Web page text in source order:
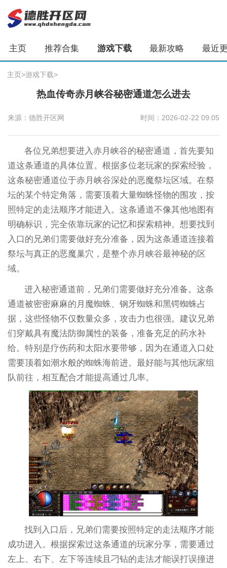
主页 推荐合集 游戏下载 最新攻略 最近
主页>游戏下载>
热血传奇赤月峡谷秘密通道怎么进去
来源：德胜开区网 时间：2026-02-22 09:05
各位兄弟想要进入赤月峡谷的秘密通道，首先要知
道这条通道的具体位置。根据多位老玩家的探索经验，
这条秘密通道位于赤月峡谷深处的恶魔祭坛区域。在祭
坛的某个特定角落，需要顶着大量蜘蛛怪物的围攻，按
照特定的走法顺序才能进入。这条通道不像其他地图有
明确标识，完全依靠玩家的记忆和探索精神。想要找到
入口的兄弟们需要做好充分准备，因为这条通道连接着
祭坛与真正的恶魔巢穴，是整个赤月峡谷最神秘的区
域。
进入秘密通道前，兄弟们需要做好充分准备。这条
通道被密密麻麻的月魔蜘蛛、钢牙蜘蛛和黑锷蜘蛛占
据，这些怪物不仅数量众多，攻击力也很强。建议兄弟
们穿戴具有魔法防御属性的装备，准备充足的药水补
给。特别是疗伤药和太阳水要带够，因为在通道入口处
需要顶着如潮水般的蜘蛛海前进。最好能与其他玩家组
队前往，相互配合才能提高通过几率。
找到入口后，兄弟们需要按照特定的走法顺序才能
成功进入。根据探索过这条通道的玩家分享，需要通过
左上、右下、左下等连续且刁钻的走法才能误打误撞进